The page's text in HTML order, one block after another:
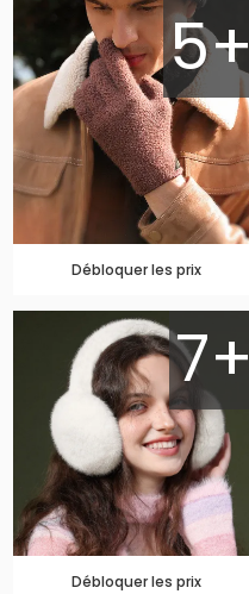
5+
Débloquer les prix
7+
Débloquer les prix